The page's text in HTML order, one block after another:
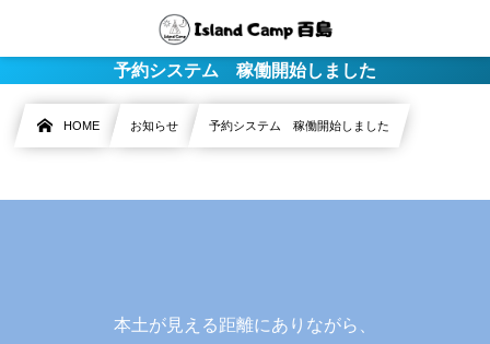
予約システム 稼働開始しました
HOME お知らせ 予約システム 稼働開始しました
本土が見える距離にありながら、